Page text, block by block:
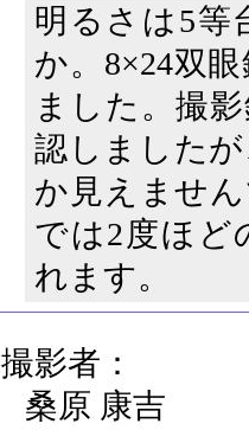
明るさは5等
か。8×24双
ました。撮
認しました
か見えませ
では2度ほど
れます。
撮影者：
桑原 康吉